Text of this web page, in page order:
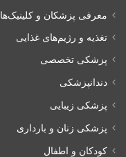
معرفی پزشکان و کلینیک‌ها
تغذیه و رژیم‌های غذایی
پزشکی تخصصی
دندانپزشکی
پزشکی زیبایی
پزشکی زنان و بارداری
کودکان و اطفال